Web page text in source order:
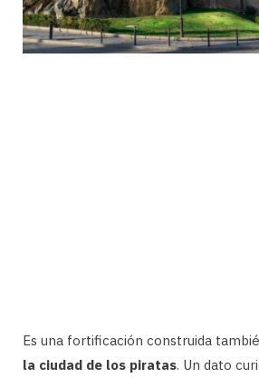
Es una fortificación construida
la ciudad de los piratas. Un dato